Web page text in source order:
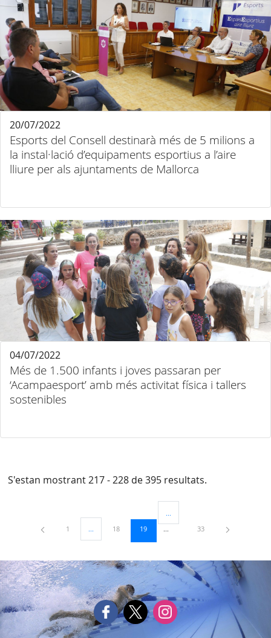
Esports del Consell destinarà més de 5 milions a
la instal·lació d’equipaments esportius a l’aire
lliure per als ajuntaments de Mallorca
20/07/2022
Més de 1.500 infants i joves passaran per
‘Acampaesport’ amb més activitat física i tallers
sostenibles
04/07/2022
S'estan mostrant 217 - 228 de 395 resultats.
Pàgina
1 ...Pàgines intermèdies Utilitzeu TAB per navegar.
Pàgina
18 Pàgina
19
Pàgines intermèdies Utilitzeu
Pàgina
33